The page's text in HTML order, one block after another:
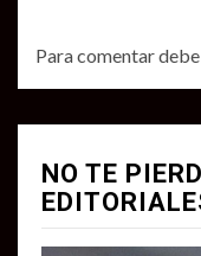
Para comentar
NO TE